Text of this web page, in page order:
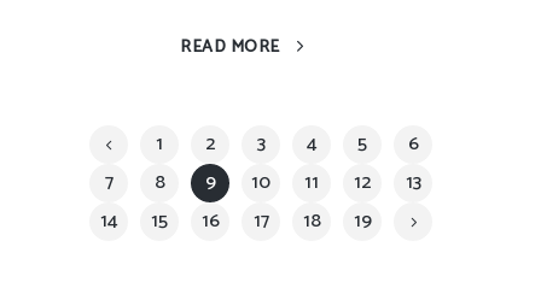
READ MORE
1 2 3 4 5
6
7
8 9 10 11 12
13
14
15 16 17 18 19